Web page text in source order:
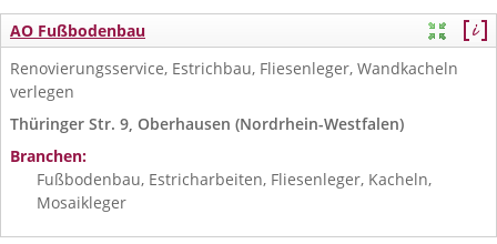
AO Fußbodenbau
Renovierungsservice, Estrichbau, Fliesenleger, Wandkacheln
verlegen
Thüringer Str. 9, Oberhausen (Nordrhein-Westfalen)
Branchen:
Fußbodenbau, Estricharbeiten, Fliesenleger, Kacheln,
Mosaikleger